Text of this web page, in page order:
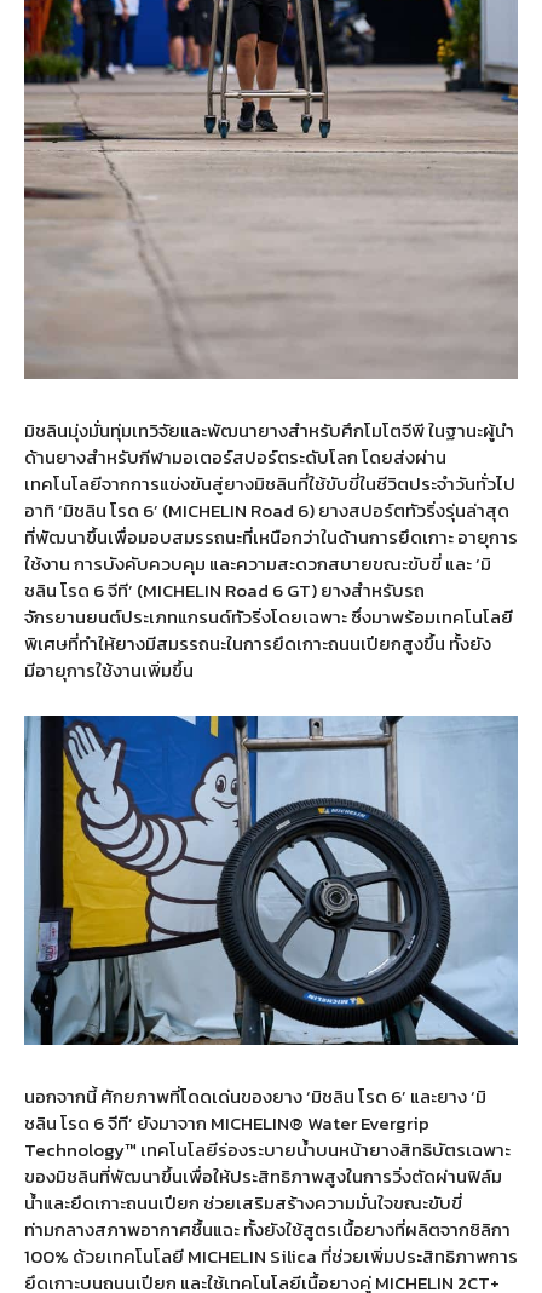
มิชลินมุ่งมั่นทุ่มเทวิจัยและพัฒนายางสำหรับศึกโมโตจีพี ในฐานะผู้นำ
ด้านยางสำหรับกีฬามอเตอร์สปอร์ตระดับโลก โดยส่งผ่าน
เทคโนโลยีจากการแข่งขันสู่ยางมิชลินที่ใช้ขับขี่ในชีวิตประจำวันทั่วไป
อาทิ ‘มิชลิน โรด 6’ (MICHELIN Road 6) ยางสปอร์ตทัวริ่งรุ่นล่าสุด
ที่พัฒนาขึ้นเพื่อมอบสมรรถนะที่เหนือกว่าในด้านการยึดเกาะ อายุการ
ใช้งาน การบังคับควบคุม และความสะดวกสบายขณะขับขี่ และ ‘มิ
ชลิน โรด 6 จีที’ (MICHELIN Road 6 GT) ยางสำหรับรถ
จักรยานยนต์ประเภทแกรนด์ทัวริ่งโดยเฉพาะ ซึ่งมาพร้อมเทคโนโลยี
พิเศษที่ทำให้ยางมีสมรรถนะในการยึดเกาะถนนเปียกสูงขึ้น ทั้งยัง
มีอายุการใช้งานเพิ่มขึ้น
นอกจากนี้ ศักยภาพที่โดดเด่นของยาง ‘มิชลิน โรด 6’ และยาง ‘มิ
ชลิน โรด 6 จีที’ ยังมาจาก MICHELIN® Water Evergrip
Technology™ เทคโนโลยีร่องระบายน้ำบนหน้ายางสิทธิบัตรเฉพาะ
ของมิชลินที่พัฒนาขึ้นเพื่อให้ประสิทธิภาพสูงในการวิ่งตัดผ่านฟิล์ม
น้ำและยึดเกาะถนนเปียก ช่วยเสริมสร้างความมั่นใจขณะขับขี่
ท่ามกลางสภาพอากาศชื้นแฉะ ทั้งยังใช้สูตรเนื้อยางที่ผลิตจากซิลิกา
100% ด้วยเทคโนโลยี MICHELIN Silica ที่ช่วยเพิ่มประสิทธิภาพการ
ยึดเกาะบนถนนเปียก และใช้เทคโนโลยีเนื้อยางคู่ MICHELIN 2CT+